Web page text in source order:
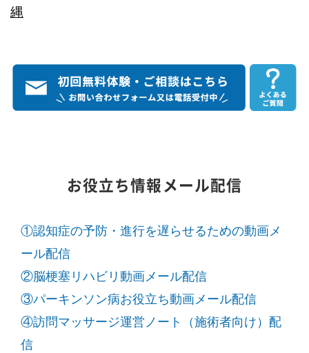
縄
お役立ち情報メール配信
①認知症の予防・進行を遅らせるための動画メ
ール配信
②脳梗塞リハビリ動画メール配信
③パーキンソン病お役立ち動画メール配信
④訪問マッサージ運営ノート（施術者向け）配
信